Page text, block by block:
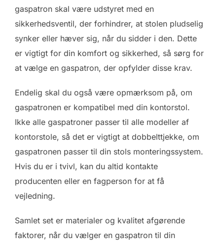
gaspatron skal være udstyret med en
sikkerhedsventil, der forhindrer, at stolen pludselig
synker eller hæver sig, når du sidder i den. Dette
er vigtigt for din komfort og sikkerhed, så sørg for
at vælge en gaspatron, der opfylder disse krav.
Endelig skal du også være opmærksom på, om
gaspatronen er kompatibel med din kontorstol.
Ikke alle gaspatroner passer til alle modeller af
kontorstole, så det er vigtigt at dobbelttjekke, om
gaspatronen passer til din stols monteringssystem.
Hvis du er i tvivl, kan du altid kontakte
producenten eller en fagperson for at få
vejledning.
Samlet set er materialer og kvalitet afgørende
faktorer, når du vælger en gaspatron til din